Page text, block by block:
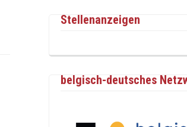
Stellenanzeigen
belgisch-deutsches